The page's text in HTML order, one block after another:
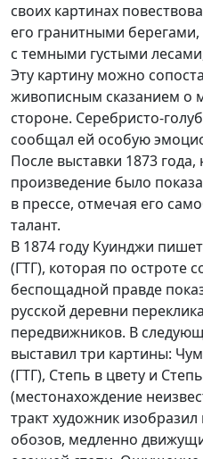
своих картинах
его гранитными
с темными густыми
Эту картину можно
живописным сказанием о
стороне. Серебристо-
сообщал ей особую
После выставки 1873 года,
произведение было
в прессе, отмечая его
талант.
В 1874 году Куинджи
(ГТГ), которая по остроте
беспощадной правде
русской деревни
передвижников. В
выставил три картины:
(ГТГ), Степь в цвету и
(местонахождение
тракт художник
обозов, медленно